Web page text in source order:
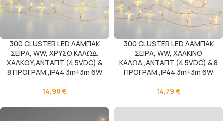
300 CLUSTER LED ΛΑΜΠΑΚ
ΣΕΙΡΑ, WW, ΧΡΥΣΟ ΚΑΛΩΔ.
ΧΑΛΚΟΥ,ΑΝΤΑΠΤ.(4.5VDC) &
8 ΠΡΟΓΡΑΜ.,IP44 3m+3m 6W
14,98€
300 CLUSTER LED ΛΑΜΠΑΚ
ΣΕΙΡΑ, WW, ΧΑΛΚΙΝΟ
ΚΑΛΩΔ.,ΑΝΤΑΠΤ.(4.5VDC) & 8
ΠΡΟΓΡΑΜ.,IP44 3m+3m 6W
14,79 €